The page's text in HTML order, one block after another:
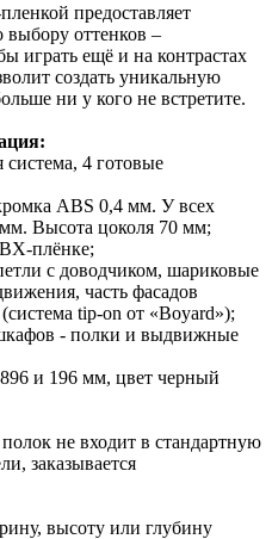
предоставляет
оттенков –
играть ещё и на контрастах
создать уникальную
ни у кого не встретите.
4 готовые
ABS 0,4 мм. У всех
Высота цоколя 70 мм;
плёнке;
с доводчиком, шариковые
часть фасадов
tip-on от «Boyard»);
- полки и выдвижные
и 196 мм, цвет черный
не входит в стандартную
заказывается
высоту или глубину